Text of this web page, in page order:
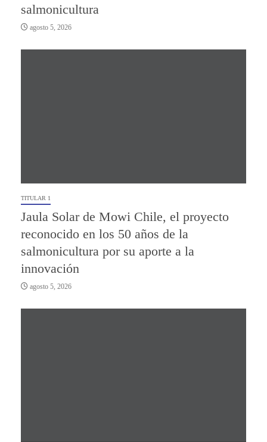
salmonicultura
agosto 5, 2026
TITULAR 1
Jaula Solar de Mowi Chile, el proyecto
reconocido en los 50 años de la
salmonicultura por su aporte a la
innovación
agosto 5, 2026